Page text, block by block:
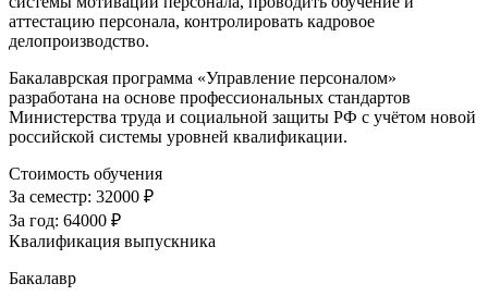
аттестацию персонала, контролировать кадровое
делопроизводство.
Бакалаврская программа «Управление персоналом»
разработана на основе профессиональных стандартов
Министерства труда и социальной защиты РФ с учётом новой
российской системы уровней квалификации.
Стоимость обучения
За семестр: 32000 ₽
За год: 64000 ₽
Квалификация выпускника
Бакалавр